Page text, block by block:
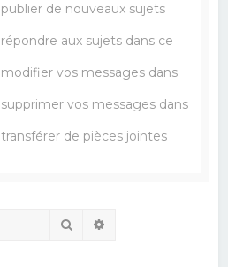
publier de nouveaux sujets
répondre aux sujets dans ce
modifier vos messages dans
supprimer vos messages dans
transférer de pièces jointes
Rechercher